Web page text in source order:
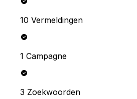
10 Vermeldingen
1 Campagne
3 Zoekwoorden